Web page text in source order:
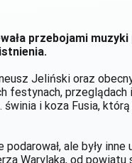
przebojami
Jeliński oraz
festynach,
i koza Fusia,
ale były
Warylaka, od